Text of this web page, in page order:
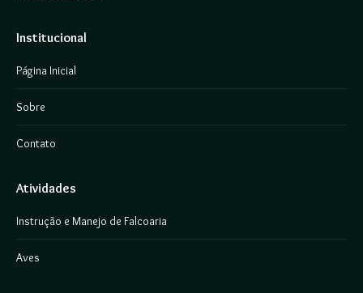
Institucional
Página Inicial
Sobre
Contato
Atividades
Instrução e Manejo de Falcoaria
Aves